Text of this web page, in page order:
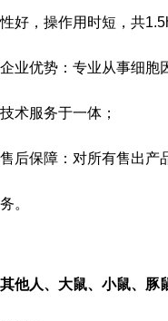
性好，操作用时短，共
企业优势：专业从事细胞
技术服务于一体；
售后保障：对所有售出产
务。
其他人、大鼠、小鼠、豚